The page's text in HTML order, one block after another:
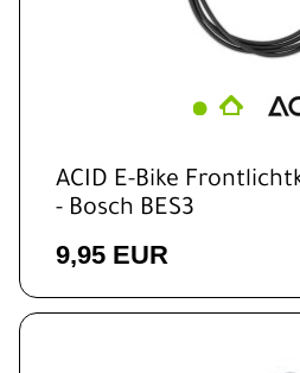
ACID E-Bike
- Bosch BES3
9,95 EUR